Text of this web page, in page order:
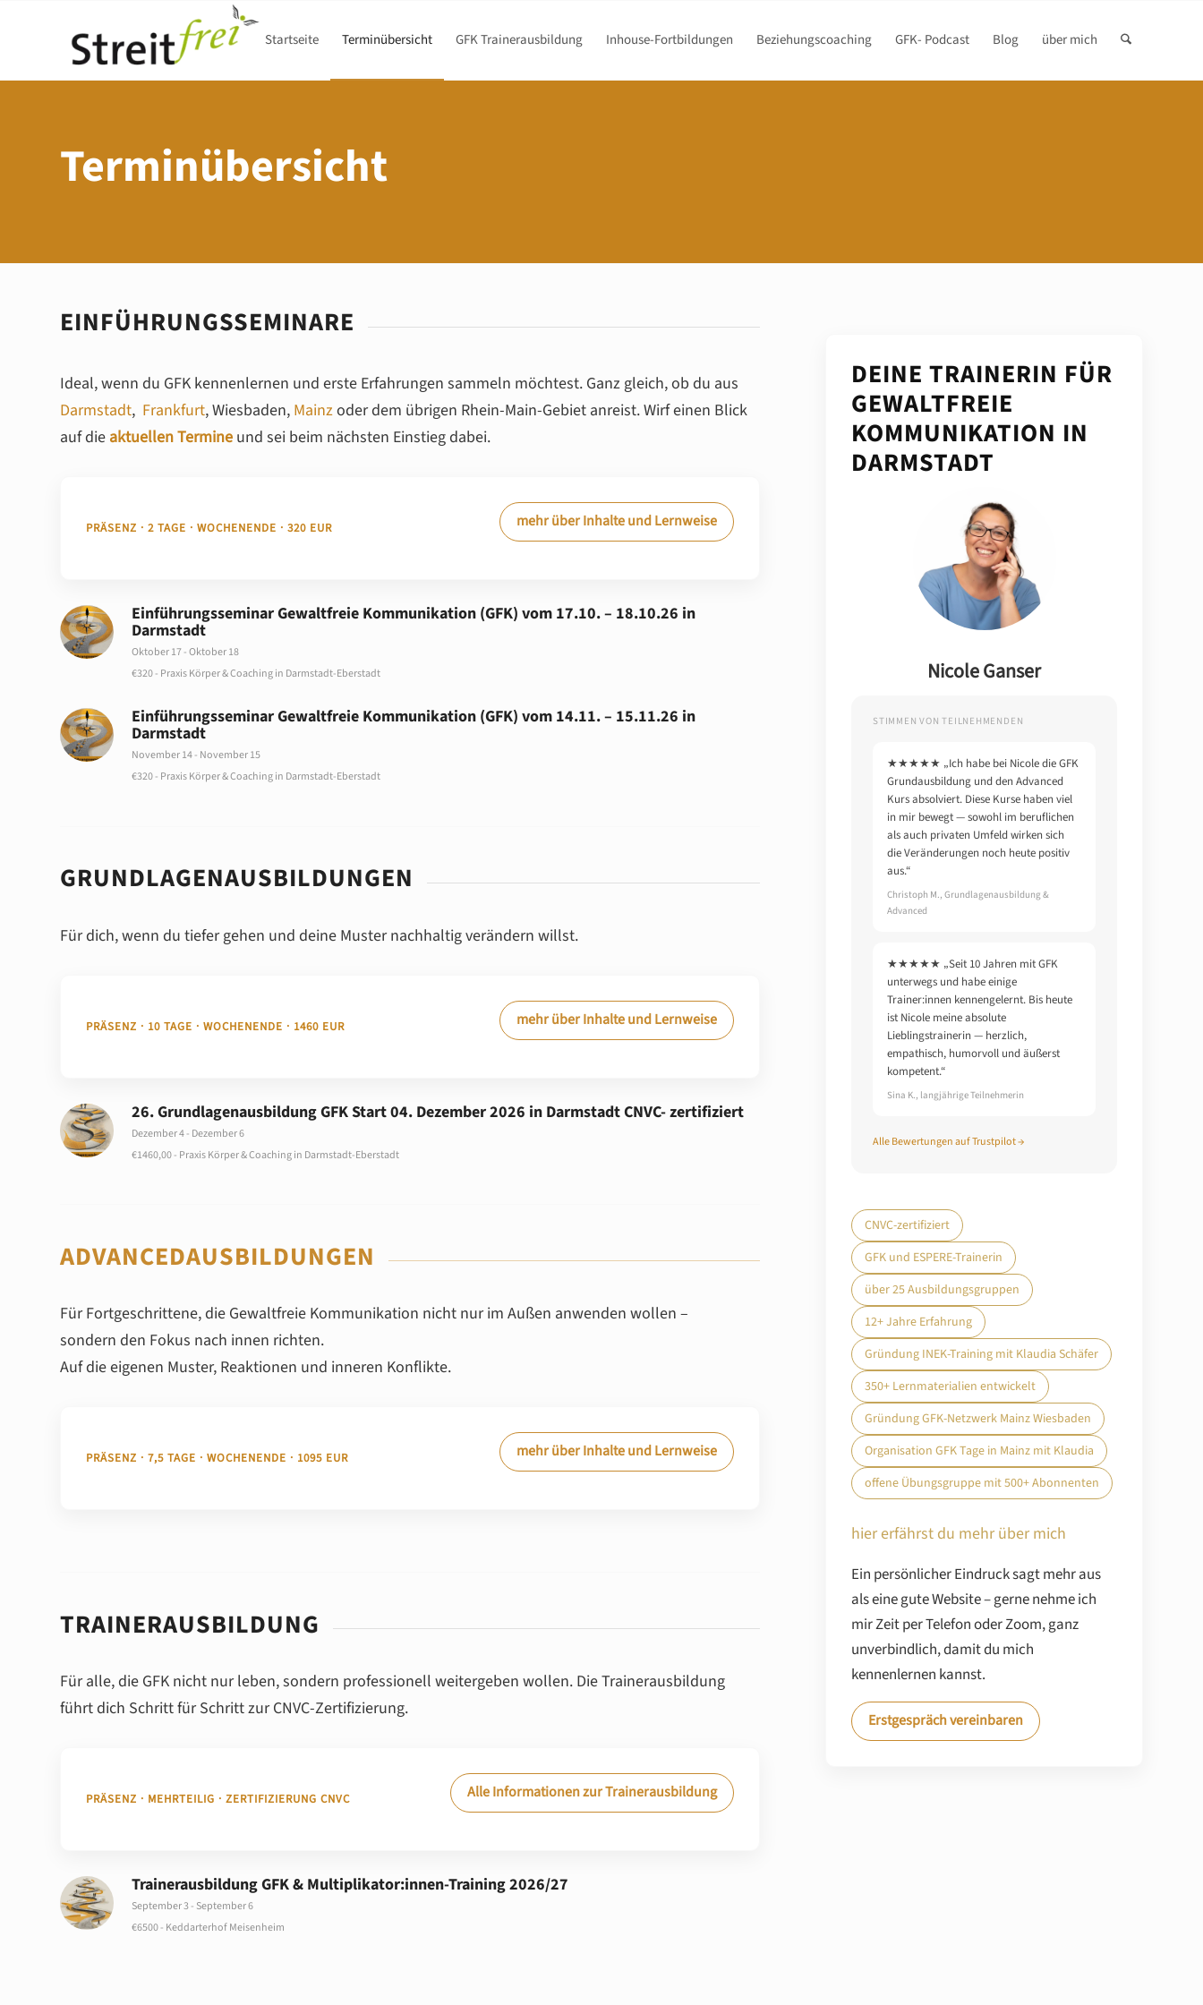
Startseite Terminübersicht GFK Trainerausbildung Inhouse-Fortbildungen Beziehungscoaching GFK- Podcast Blog über mich
Terminübersicht
EINFÜHRUNGSSEMINARE
Ideal, wenn du GFK kennenlernen und erste Erfahrungen sammeln möchtest. Ganz gleich, ob du aus
Darmstadt, Frankfurt, Wiesbaden, Mainzoder dem übrigen Rhein-Main-Gebiet anreist. Wirf einen Blick
auf die aktuellen Termine und sei beim nächsten Einstieg dabei.
PRÄSENZ · 2 TAGE · WOCHENENDE · 320 EUR mehr über Inhalte und Lernweise
Einführungsseminar Gewaltfreie Kommunikation (GFK) vom 17.10. – 18.10.26 in
Darmstadt
Oktober 17-Oktober 18
€320- Praxis Körper & Coaching in Darmstadt-Eberstadt
Einführungsseminar Gewaltfreie Kommunikation (GFK) vom 14.11. – 15.11.26 in
Darmstadt
November 14- November 15
€320- Praxis Körper & Coaching in Darmstadt-Eberstadt
GRUNDLAGENAUSBILDUNGEN
Für dich, wenn du tiefer gehen und deine Muster nachhaltig verändern willst.
PRÄSENZ · 10 TAGE · WOCHENENDE · 1460 EUR mehr über Inhalte und Lernweise
26. Grundlagenausbildung GFK Start 04. Dezember 2026 in Darmstadt CNVC- zertifiziert
Dezember 4- Dezember 6
€1460,00- Praxis Körper & Coaching in Darmstadt-Eberstadt
ADVANCEDAUSBILDUNGEN
Für Fortgeschrittene, die Gewaltfreie Kommunikation nicht nur im Außen anwenden wollen –
sondern den Fokus nach innen richten.
Auf die eigenen Muster, Reaktionen und inneren Konflikte.
PRÄSENZ · 7,5 TAGE · WOCHENENDE · 1095 EUR mehr über Inhalte und Lernweise
TRAINERAUSBILDUNG
Für alle, die GFK nicht nur leben, sondern professionell weitergeben wollen. Die Trainerausbildung
führt dich Schritt für Schritt zur CNVC-Zertifizierung.
PRÄSENZ · MEHRTEILIG · ZERTIFIZIERUNG CNVC Alle Informationen zur Trainerausbildung
Trainerausbildung GFK & Multiplikator:innen-Training 2026/27
September 3- September 6
€6500- Keddarterhof Meisenheim
DEINE TRAINERIN FÜR
GEWALTFREIE
KOMMUNIKATION IN
DARMSTADT
Nicole Ganser
STIMMEN VON TEILNEHMENDEN
★★★★★ „Ich habe bei Nicole die GFK
Grundausbildung und den Advanced
Kurs absolviert. Diese Kurse haben viel
in mir bewegt — sowohl im beruflichen
als auch privaten Umfeld wirken sich
die Veränderungen noch heute positiv
aus.“
Christoph M., Grundlagenausbildung &
Advanced
★★★★★ „Seit 10 Jahren mit GFK
unterwegs und habe einige
Trainer:innen kennengelernt. Bis heute
ist Nicole meine absolute
Lieblingstrainerin — herzlich,
empathisch, humorvoll und äußerst
kompetent.“
Sina K., langjährige Teilnehmerin
Alle Bewertungen auf Trustpilot →
CNVC-zertifiziert
GFK und ESPERE-Trainerin
über 25 Ausbildungsgruppen
12+ Jahre Erfahrung
Gründung INEK-Training mit Klaudia Schäfer
350+ Lernmaterialien entwickelt
Gründung GFK-Netzwerk Mainz Wiesbaden
Organisation GFK Tage in Mainz mit Klaudia
offene Übungsgruppe mit 500+ Abonnenten
hier erfährst du mehr über mich
Ein persönlicher Eindruck sagt mehr aus
als eine gute Website – gerne nehme ich
mir Zeit per Telefon oder Zoom, ganz
unverbindlich, damit du mich
kennenlernen kannst.
Erstgespräch vereinbaren